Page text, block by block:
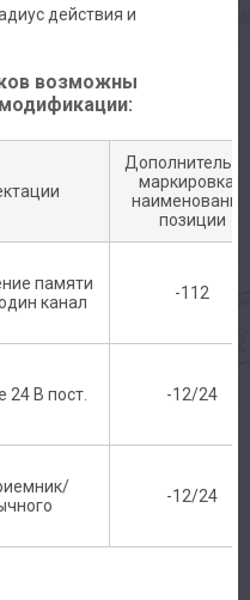
действия и
возможны
маркировка к
позиции
памяти
канал
-112
24 В пост. -12/24
-12/24